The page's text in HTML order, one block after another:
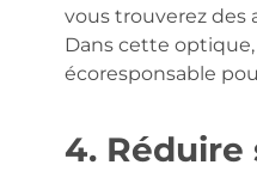
vous trouverez des
Dans cette
écoresponsable
4. Réduire